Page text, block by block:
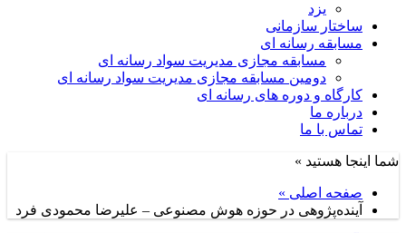
یزد
ساختار سازمانی
مسابقه رسانه ای
مسابقه مجازی مدیریت سواد رسانه ای
دومین مسابقه مجازی مدیریت سواد رسانه ای
کارگاه و دوره های رسانه ای
درباره ما
تماس با ما
شما اینجا هستید »
صفحه اصلی »
آینده‌پژوهی در حوزه هوش مصنوعی – علیرضا محمودی فرد